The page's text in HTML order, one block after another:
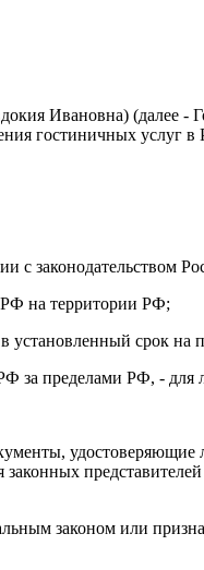
Ивановна) (далее -
гостиничных услуг в
с законодательством
РФ на территории РФ;
установленный срок на
за пределами РФ, -
законом или